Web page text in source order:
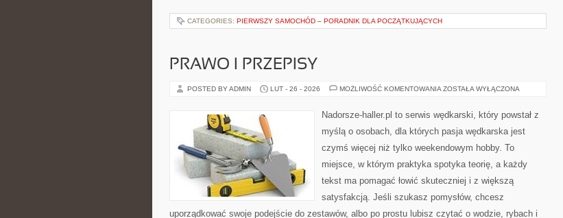
CATEGORIES: PIERWSZY SAMOCHÓD – PORADNIK DLA POCZĄTKUJĄCYCH
PRAWO I PRZEPISY
POSTED BY ADMIN LUT - 26 - 2026 MOŻLIWOŚĆ KOMENTOWANIA PRAWO
ZOSTAŁA WYŁĄCZONA
Nadorsze-haller.pl to serwis wędkarski, który powstał z
myślą o osobach, dla których pasja wędkarska jest
czymś więcej niż tylko weekendowym hobby. To
miejsce, w którym praktyka spotyka teorię, a każdy
tekst ma pomagać łowić skuteczniej i z większą
satysfakcją. Jeśli szukasz pomysłów, chcesz
uporządkować swoje podejście do zestawów, albo po prostu lubisz czytać o wodzie, rybach i